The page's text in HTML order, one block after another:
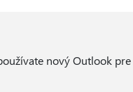
nový Outlook pre